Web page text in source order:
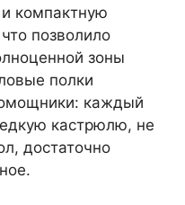
компактную
позволило
зоны
полки
каждый
кастрюлю, не
достаточно